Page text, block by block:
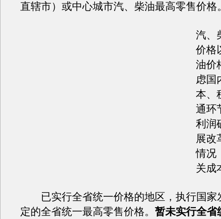
直辖市）或中心城市汽、柴油最高零售价格
汽、
价格
油价
虑国
本、
通环
利润
展改
情况
关成
已实行全省统一价格的地区，执行国家
定的全省统一最高零售价格。 暂未实行全省